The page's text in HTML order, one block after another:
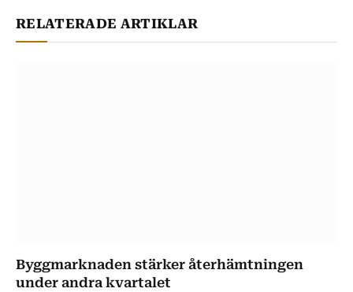
RELATERADE ARTIKLAR
Byggmarknaden stärker återhämtningen
under andra kvartalet